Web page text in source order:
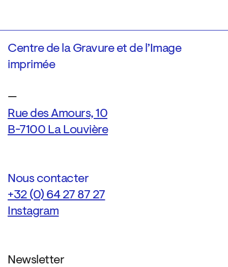
Centre de la Gravure et de l’Image
imprimée
—
Rue des Amours, 10
B-7100 La Louvière
Nous contacter
+32 (0) 64 27 87 27
Instagram
Newsletter